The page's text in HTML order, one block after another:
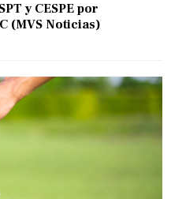
y CESPE por
(MVS Noticias)